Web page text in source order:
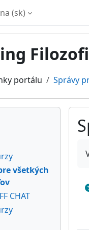
‎(sk)‎
portálu Správy
všetkých
CHAT